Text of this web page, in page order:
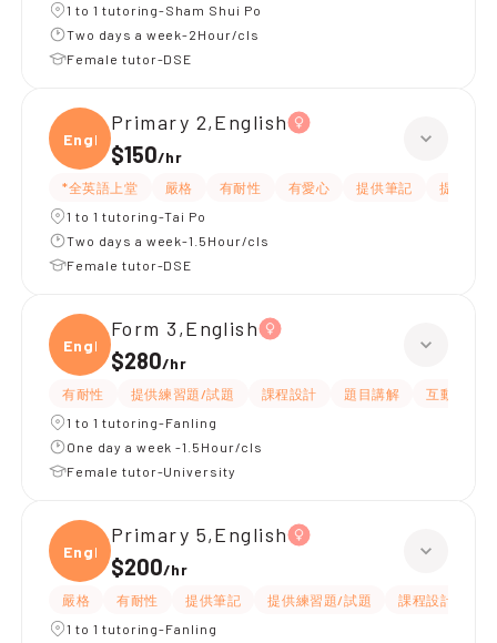
1 to 1 tutoring-Sham Shui Po
Two days a week-2Hour/cls
Female tutor-DSE
Engli
Primary 2,English
$150/hr
*全英語上堂 嚴格 有耐性 有愛心 提供筆記
提供練
1 to 1 tutoring-Tai Po
Two days a week-1.5Hour/cls
Female tutor-DSE
Engli
Form 3,English
$280/hr
有耐性 提供練習題/試題 課程設計 題目講解
互動教學
1 to 1 tutoring-Fanling
One day a week -1.5Hour/cls
Female tutor-University
Engli
Primary 5,English
$200/hr
嚴格 有耐性 提供筆記 提供練習題/試題 課程設計
1 to 1 tutoring-Fanling